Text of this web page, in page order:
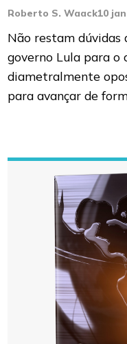
Roberto S. Waack10
Não restam dúvidas
governo Lula para o
diametralmente
para avançar de